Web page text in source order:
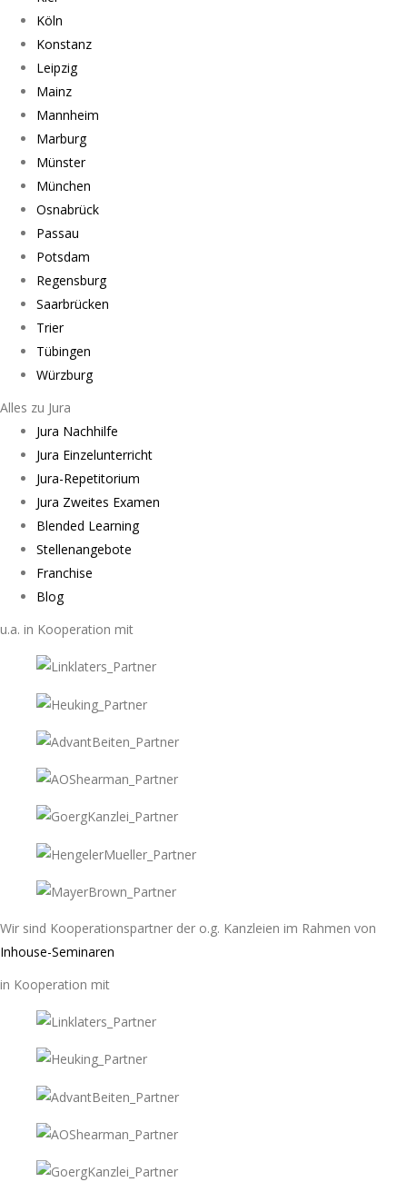
Köln
Konstanz
Leipzig
Mainz
Mannheim
Marburg
Münster
München
Osnabrück
Passau
Potsdam
Regensburg
Saarbrücken
Trier
Tübingen
Würzburg
Alles zu Jura
Jura Nachhilfe
Jura Einzelunterricht
Jura-Repetitorium
Jura Zweites Examen
Blended Learning
Stellenangebote
Franchise
Blog
u.a. in Kooperation mit
Wir sind Kooperationspartner der o.g. Kanzleien im Rahmen von
Inhouse-Seminaren
in Kooperation mit